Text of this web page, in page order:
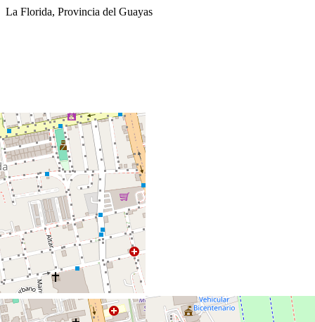
La Florida, Provincia del Guayas